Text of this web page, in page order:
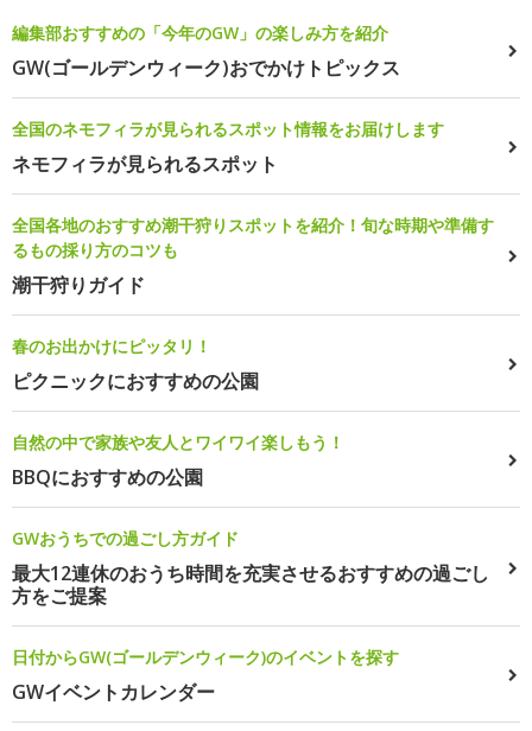
編集部おすすめの「今年のGW」の楽しみ方を紹介
GW(ゴールデンウィーク)おでかけトピックス
全国のネモフィラが見られるスポット情報をお届けします
ネモフィラが見られるスポット
全国各地のおすすめ潮干狩りスポットを紹介！旬な時期や準備す
るもの採り方のコツも
潮干狩りガイド
春のお出かけにピッタリ！
ピクニックにおすすめの公園
自然の中で家族や友人とワイワイ楽しもう！
BBQにおすすめの公園
GWおうちでの過ごし方ガイド
最大12連休のおうち時間を充実させるおすすめの過ごし
方をご提案
日付からGW(ゴールデンウィーク)のイベントを探す
GWイベントカレンダー